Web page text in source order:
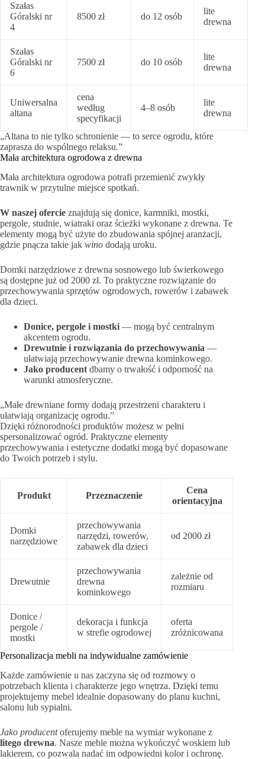
Szałas
Góralski nr
4
8500 zł do 12 osób
lite
drewna
Szałas
Góralski nr
6
7500 zł do 10 osób
lite
drewna
Uniwersalna
altana
cena
według
specyfikacji
4–8 osób
lite
drewna
„Altana to nie tylko schronienie — to serce ogrodu, które
zaprasza do wspólnego relaksu.”
Mała architektura ogrodowa z drewna
Mała architektura ogrodowa potrafi przemienić zwykły
trawnik w przytulne miejsce spotkań.
W naszej ofercie znajdują się donice, karmniki, mostki,
pergole, studnie, wiatraki oraz ścieżki wykonane z drewna. Te
elementy mogą być użyte do zbudowania spójnej aranżacji,
gdzie pnącza takie jak wino dodają uroku.
Domki narzędziowe z drewna sosnowego lub świerkowego
są dostępne już od 2000 zł. To praktyczne rozwiązanie do
przechowywania sprzętów ogrodowych, rowerów i zabawek
dla dzieci.
Donice, pergole i mostki — mogą być centralnym
akcentem ogrodu.
Drewutnie i rozwiązania do przechowywania —
ułatwiają przechowywanie drewna kominkowego.
Jako producent dbamy o trwałość i odporność na
warunki atmosferyczne.
„Małe drewniane formy dodają przestrzeni charakteru i
ułatwiają organizację ogrodu.”
Dzięki różnorodności produktów możesz w pełni
spersonalizować ogród. Praktyczne elementy
przechowywania i estetyczne dodatki mogą być dopasowane
do Twoich potrzeb i stylu.
Produkt Przeznaczenie
Cena
orientacyjna
Domki
narzędziowe
przechowywania
narzędzi, rowerów,
zabawek dla dzieci
od 2000 zł
Drewutnie
przechowywania
drewna
kominkowego
zależnie od
rozmiaru
Donice /
pergole /
mostki
dekoracja i funkcja
w strefie ogrodowej
oferta
zróżnicowana
Personalizacja mebli na indywidualne zamówienie
Każde zamówienie u nas zaczyna się od rozmowy o
potrzebach klienta i charakterze jego wnętrza. Dzięki temu
projektujemy mebel idealnie dopasowany do planu kuchni,
salonu lub sypialni.
Jako producentoferujemy meble na wymiar wykonane z
litego drewna. Nasze meble można wykończyć woskiem lub
lakierem, co pozwala nadać im odpowiedni kolor i ochronę.